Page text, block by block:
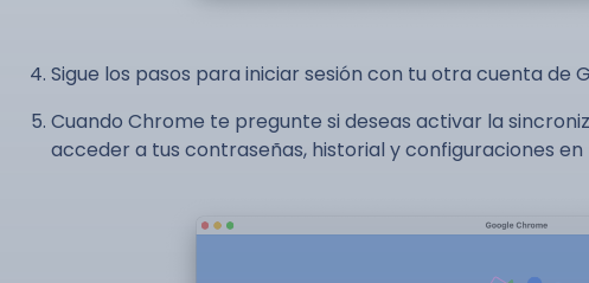
Sigue los pasos para iniciar sesión con tu otra cuenta de
Cuando Chrome te pregunte si deseas activar la
acceder a tus contraseñas, historial y configuraciones en